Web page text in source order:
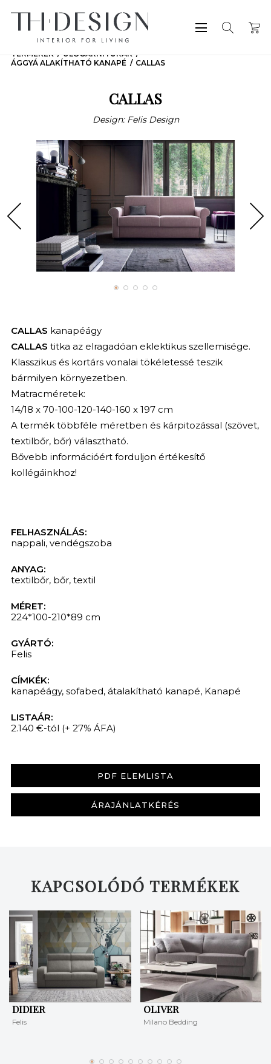
TERMÉKEK
ÜLŐGARNITÚRÁK
ÁGGYÁ ALAKÍTHATÓ KANAPÉ
CALLAS
CALLAS
Design: Felis Design
CALLAS kanapéágy
CALLAS titka az elragadóan eklektikus szellemisége.
Klasszikus és kortárs vonalai tökéletessé teszik
bármilyen környezetben.
Matracméretek:
14/18 x 70-100-120-140-160 x 197 cm
A termék többféle méretben és kárpitozással (szövet,
textilbőr, bőr) választható.
Bővebb információért forduljon értékesítő
kollégáinkhoz!
FELHASZNÁLÁS:
nappali, vendégszoba
ANYAG:
textilbőr, bőr, textil
MÉRET:
224*100-210*89 cm
GYÁRTÓ:
Felis
CÍMKÉK:
kanapéágy, sofabed, átalakítható kanapé, Kanapé
LISTAÁR:
2.140 €-tól (+ 27% ÁFA)
PDF ELEMLISTA
ÁRAJÁNLATKÉRÉS
KAPCSOLÓDÓ TERMÉKEK
DIDIER
Felis
OLIVER
Milano Bedding